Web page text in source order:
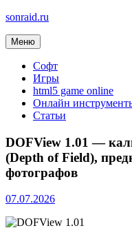
sonraid.ru
Скачивай программы,
Меню
Софт
Игры
html5 game online
Онлайн
Статьи
DOFView 1.01 —
(Depth of Field),
фотографов
07.07.2026